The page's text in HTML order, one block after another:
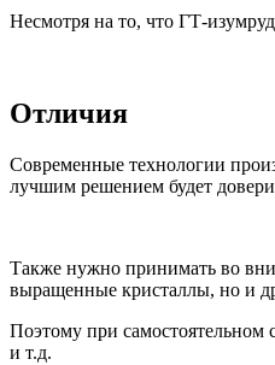
Несмотря на то, что ГТ-
Отличия
Современные технологии
лучшим решением будет
Также нужно принимать во
выращенные кристаллы, но и
Поэтому при самостоятельном
и т.д.